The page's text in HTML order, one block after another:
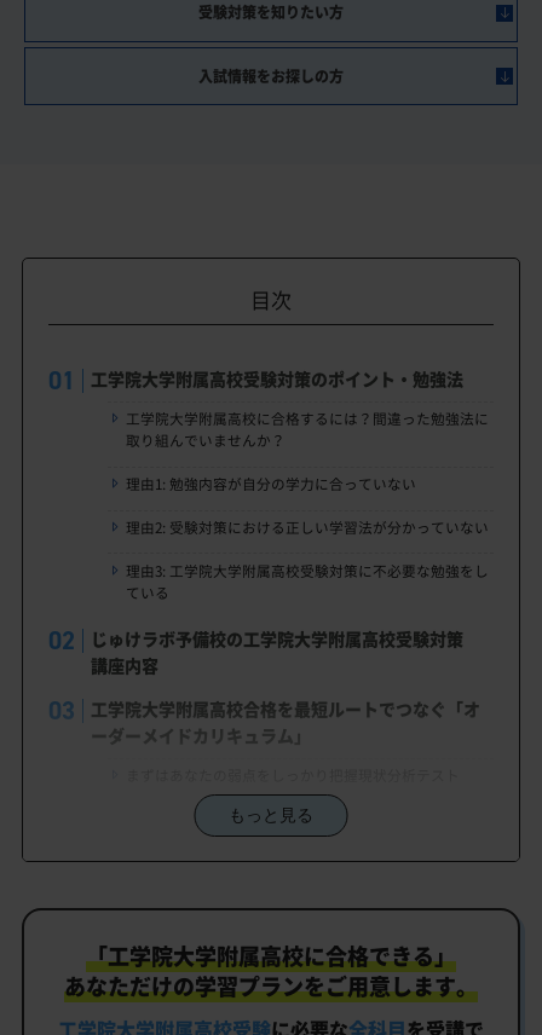
受験対策を知りたい方
入試情報をお探しの方
目次
工学院大学附属高校受験対策のポイント・勉強法
工学院大学附属高校に合格するには？間違った勉強法に
取り組んでいませんか？
理由1: 勉強内容が自分の学力に合っていない
理由2: 受験対策における正しい学習法が分かっていない
理由3: 工学院大学附属高校受験対策に不必要な勉強をし
ている
じゅけラボ予備校の工学院大学附属高校受験対策
講座内容
工学院大学附属高校合格を最短ルートでつなぐ「オ
ーダーメイドカリキュラム」
あなただけの学習計画だから成果が出る！工学院大学附
属高校合格に向けた受験対策カリキュラム
生徒にピッタリ合った「工学院大学附属高校対策の
オーダーメイドカリキュラム」だから成果が出る！
もっと見る
「工学院大学附属高校に合格できる」
あなただけの学習プランをご用意します。